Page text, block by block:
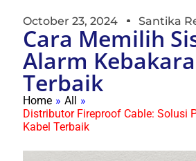
October 23, 2024 Santika
Cara Memilih
Alarm
Terbaik
Home » All »
Distributor Fireproof Cable: Solusi
Kabel Terbaik